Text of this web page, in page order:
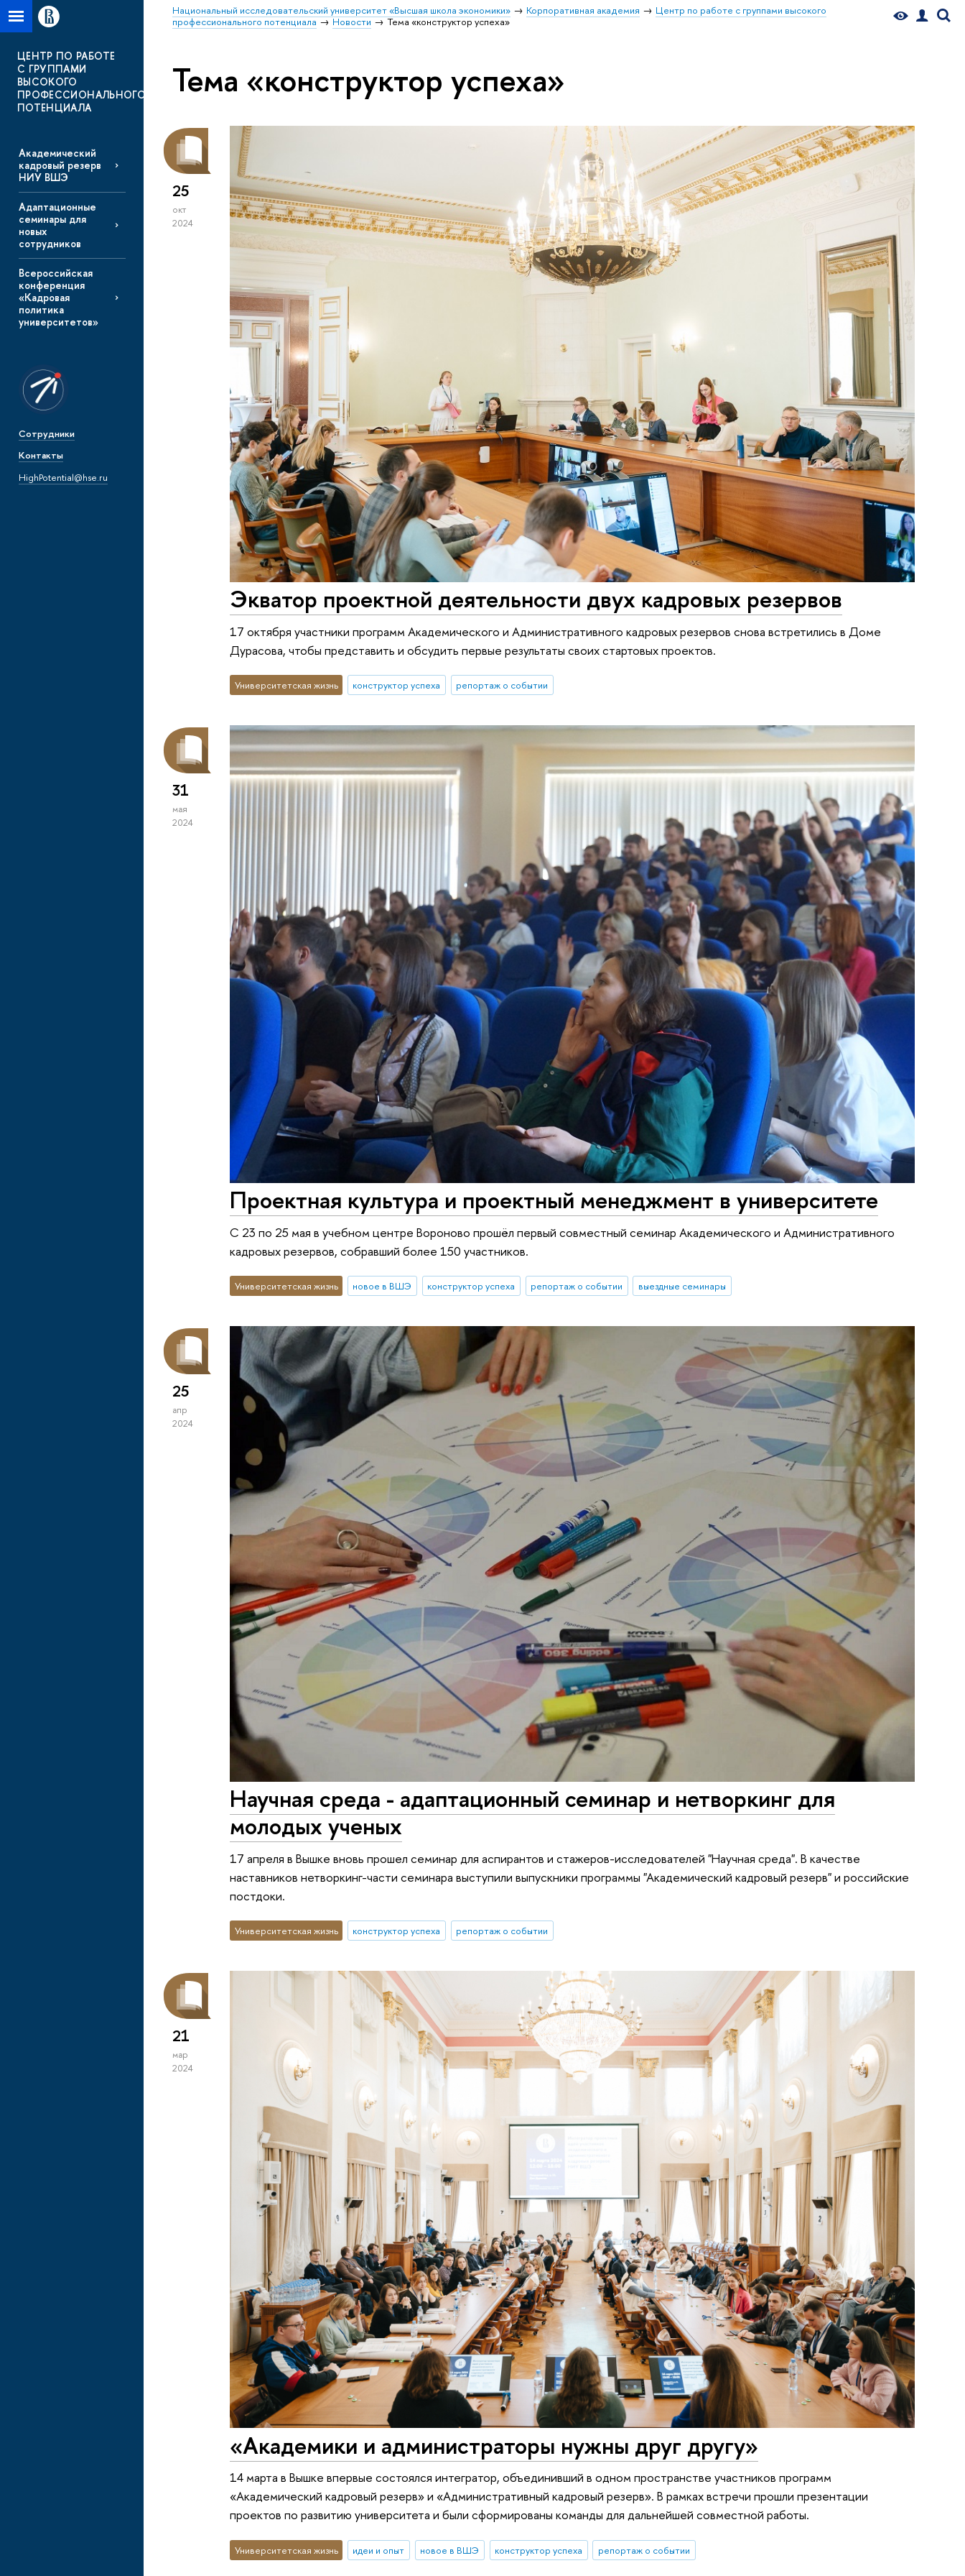
Национальный исследовательский университет «Высшая школа экономики» Корпоративная академия
Центр по работе с группами высокого
профессионального потенциала
Новости Тема «конструктор успеха»
ЦЕНТР ПО РАБОТЕ
С ГРУППАМИ
ВЫСОКОГО
ПРОФЕССИОНАЛЬНОГО
ПОТЕНЦИАЛА
Академический
кадровый резерв
НИУ ВШЭ
Адаптационные
семинары для
новых
сотрудников
Всероссийская
конференция
«Кадровая
политика
университетов»
Сотрудники
Контакты
HighPotential@hse.ru
Тема «конструктор успеха»
25
окт
2024
Экватор проектной деятельности двух кадровых резервов
17 октября участники программ Академического и Административного кадровых резервов снова встретились в Доме
Дурасова, чтобы представить и обсудить первые результаты своих стартовых проектов.
Университетская жизнь конструктор успеха репортаж о событии
31
мая
2024
Проектная культура и проектный менеджмент в университете
С 23 по 25 мая в учебном центре Вороново прошёл первый совместный семинар Академического и Административного
кадровых резервов, собравший более 150 участников.
Университетская жизнь новое в ВШЭ конструктор успеха репортаж о событии выездные семинары
25
апр
2024
Научная среда - адаптационный семинар и нетворкинг для
молодых ученых
17 апреля в Вышке вновь прошел семинар для аспирантов и стажеров-исследователей "Научная среда". В качестве
наставников нетворкинг-части семинара выступили выпускники программы "Академический кадровый резерв" и российские
постдоки.
Университетская жизнь конструктор успеха репортаж о событии
21
мар
2024
«Академики и администраторы нужны друг другу»
14 марта в Вышке впервые состоялся интегратор, объединивший в одном пространстве участников программ
«Академический кадровый резерв» и «Административный кадровый резерв». В рамках встречи прошли презентации
проектов по развитию университета и были сформированы команды для дальнейшей совместной работы.
Университетская жизнь идеи и опыт новое в ВШЭ конструктор успеха репортаж о событии